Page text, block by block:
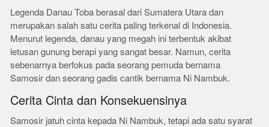
Legenda Danau Toba berasal dari Sumatera Utara dan
merupakan salah satu cerita paling terkenal di Indonesia.
Menurut legenda, danau yang megah ini terbentuk akibat
letusan gunung berapi yang sangat besar. Namun, cerita
sebenarnya berfokus pada seorang pemuda bernama
Samosir dan seorang gadis cantik bernama Ni Nambuk.
Cerita Cinta dan Konsekuensinya
Samosir jatuh cinta kepada Ni Nambuk, tetapi ada satu syarat